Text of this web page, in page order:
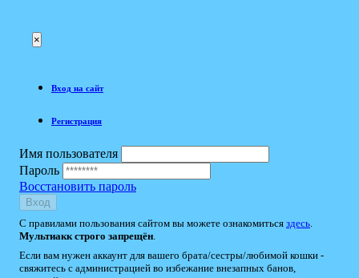
×
Вход на сайт
Регистрация
Имя пользователя
Пароль
Восстановить пароль
Вход
С правилами пользования сайтом вы можете ознакомиться здесь
Мультиакк строго запрещён
Если вам нужен аккаунт для вашего брата/сестры/любимой кошки -
свяжитесь с администрацией во избежание внезапных банов,